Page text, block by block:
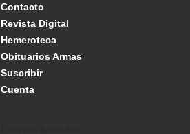
Contacto
Revista Digital
Hemeroteca
Obituarios Armas
Suscribir
Cuenta